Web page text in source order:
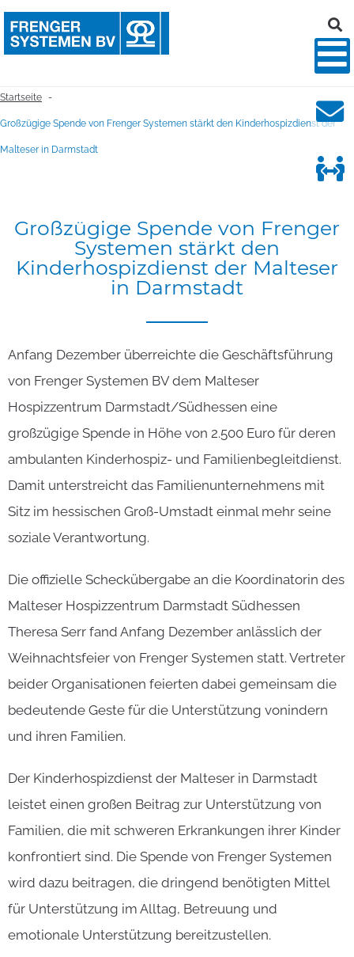
Startseite -
Großzügige Spende von Frenger Systemen stärkt den Kinderhospizdienst der
Malteser in Darmstadt
Großzügige Spende von Frenger
Systemen stärkt den
Kinderhospizdienst der Malteser
in Darmstadt
Anfang Dezember überreichte die Geschäftsführung
von Frenger Systemen BV dem Malteser
Hospizzentrum Darmstadt/Südhessen eine
großzügige Spende in Höhe von 2.500 Euro für deren
ambulanten Kinderhospiz- und Familienbegleitdienst.
Damit unterstreicht das Familienunternehmens mit
Sitz im hessischen Groß-Umstadt einmal mehr seine
soziale Verantwortung.
Die offizielle Scheckübergabe an die Koordinatorin des
Malteser Hospizzentrum Darmstadt Südhessen
Theresa Serr fand Anfang Dezember anlässlich der
Weihnachtsfeier von Frenger Systemen statt. Vertreter
beider Organisationen feierten dabei gemeinsam die
bedeutende Geste für die Unterstützung vonindern
und ihren Familien.
Der Kinderhospizdienst der Malteser in Darmstadt
leistet einen großen Beitrag zur Unterstützung von
Familien, die mit schweren Erkrankungen ihrer Kinder
konfrontiert sind. Die Spende von Frenger Systemen
wird dazu beitragen, die dringend benötigten Mittel
für Unterstützung im Alltag, Betreuung und
emotionale Unterstützung bereitzustellen.